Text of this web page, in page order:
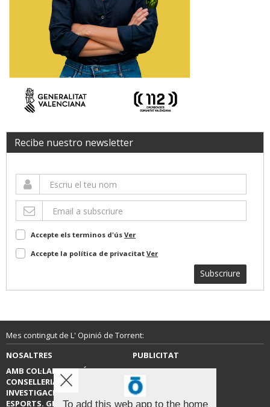
Recibe nuestro newsletter
Accepte els terminos d'ús Ver
Accepte la política de privacitat Ver
Subscriure
Mes contingut de L' Opinió de Torrent:
NOSALTRES
PUBLICITAT
AMB COL·LABORACIÓ DE LA
CONSELLERIA D’EDUCACIÓ,
INVESTIGACIÓ, CULTURA I
ESPORTS. GENERALITAT
CONTACTE
To add this web app to the home